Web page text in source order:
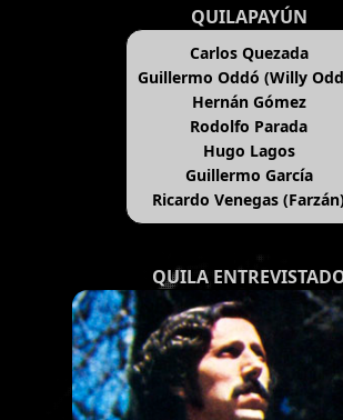
QUILAPAYÚN
Carlos Quezada
Guillermo Oddó (Willy
Hernán Gómez
Rodolfo Parada
Hugo Lagos
Guillermo García
Ricardo Venegas
QUILA